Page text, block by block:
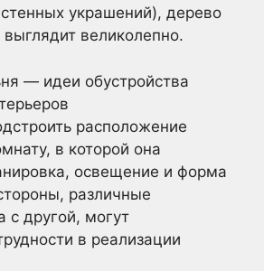
украшений), дерево
выглядит великолепно.
— идеи обустройства
расположение
в которой она
освещение и форма
различные
с другой, могут
в реализации